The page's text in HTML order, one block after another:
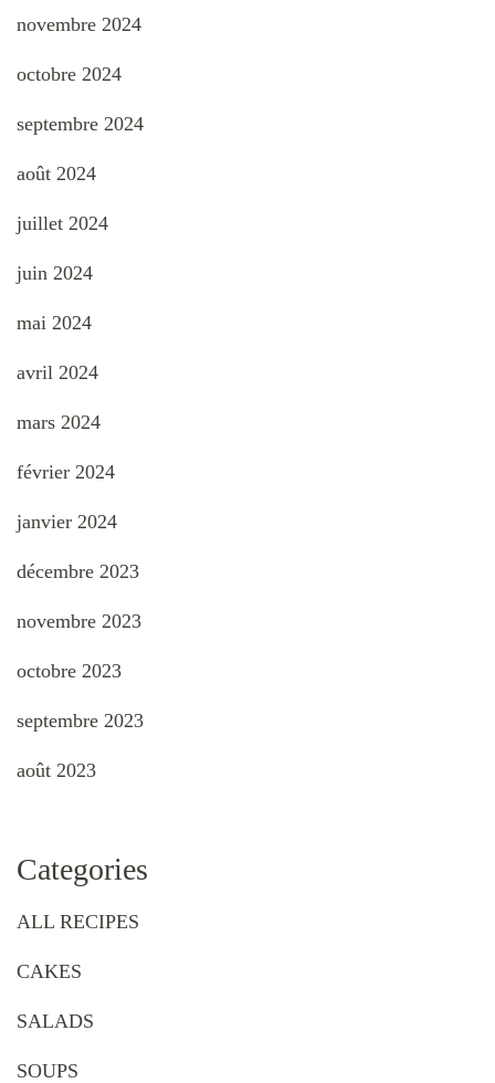
novembre 2024
octobre 2024
septembre 2024
août 2024
juillet 2024
juin 2024
mai 2024
avril 2024
mars 2024
février 2024
janvier 2024
décembre 2023
novembre 2023
octobre 2023
septembre 2023
août 2023
Categories
ALL RECIPES
CAKES
SALADS
SOUPS